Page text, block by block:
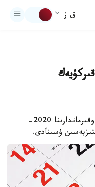
ق ز
نۇر-سۇلتان. قازاقپارات - قازاقپارات وقىرماندارىنا 2020-